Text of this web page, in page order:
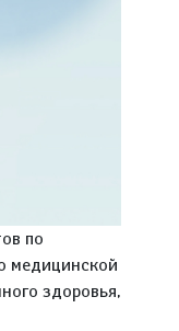
по
медицинской
здоровья,